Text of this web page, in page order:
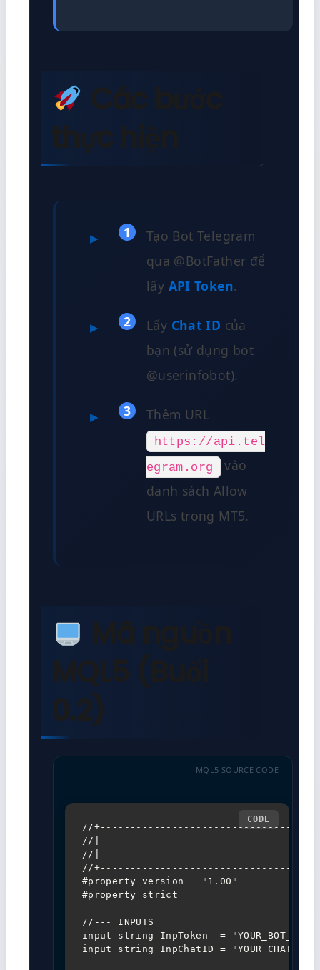
Các bước
thực hiện
1
Tạo Bot Telegram
qua @BotFather để
lấy API Token.
2 Lấy Chat ID của
bạn (sử dụng bot
@userinfobot).
3 Thêm URL
https://api.tel
egram.org
vào
danh sách Allow
URLs trong MT5.
Mã nguồn
MQL5 (Buổi
0.2)
MQL5 SOURCE CODE
//
//|
//|
//
#property version   "1.00"
#property strict
//--- INPUTS
input string InpToken  =
input string InpChatID =